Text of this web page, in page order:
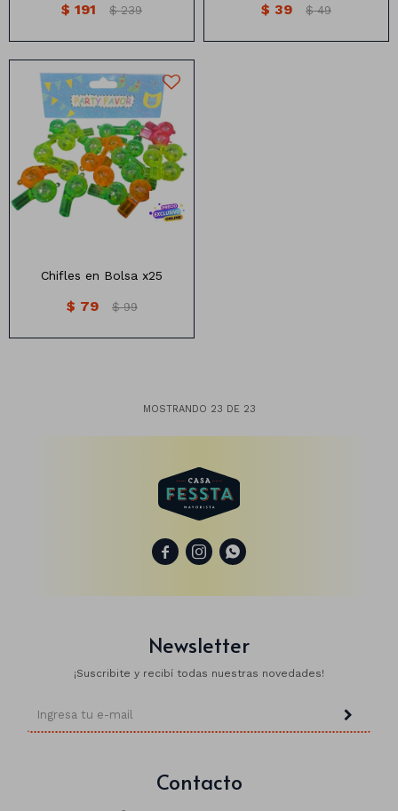
$ 191 $ 239 $ 39 $ 49
Chifles en bolsa x25
Chifles en Bolsa x25
$ 79 $ 99
MOSTRANDO 23 DE 23
  
Contacto
Newsletter
¡Suscribite y recibí todas nuestras novedades!